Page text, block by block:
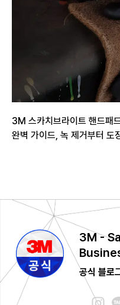
3M 스카치브라이트 핸드
완벽 가이드, 녹 제거부터 도
3M -
공식 블로